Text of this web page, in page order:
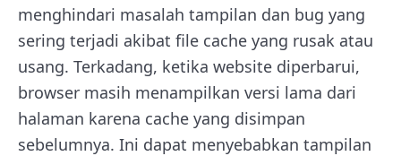
menghindari masalah tampilan dan bug yang
sering terjadi akibat file cache yang rusak atau
usang. Terkadang, ketika website diperbarui,
browser masih menampilkan versi lama dari
halaman karena cache yang disimpan
sebelumnya. Ini dapat menyebabkan tampilan